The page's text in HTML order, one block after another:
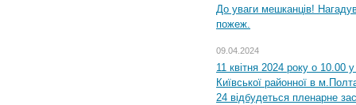
До уваги мешканців!
пожеж.
09.04.2024
11 квітня 2024 року о 10.00
Київської районної в
24 відбудеться пленарне